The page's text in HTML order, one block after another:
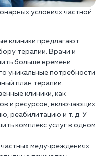
условиях частной
клиники предлагают
терапии. Врачи и
больше времени
уникальные потребности
план терапии.
клиники, как
и ресурсов, включающих
реабилитацию и т. д. У
комплекс услуг в одном
медучреждениях